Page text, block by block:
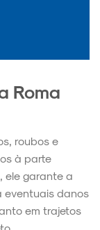
Roma
roubos e
à parte
ele garante a
eventuais danos
em trajetos